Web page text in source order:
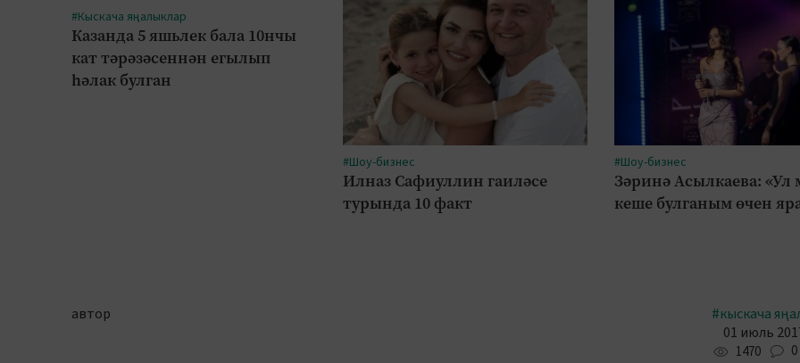
#Кыскача яңалыклар
Казанда 5 яшьлек бала 10нчы
кат тәрәзәсеннән егылып
һәлак булган
#Шоу-бизнес
Илназ Сафиуллин гаиләсе
турында 10 факт
#Шоу-бизнес
Зәринә Асылкаева: «Ул
кеше булганым өчен
автор
#кыскача
01 июль
1470 0